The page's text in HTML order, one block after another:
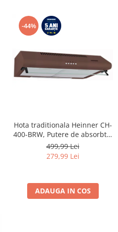
-44%
Hota traditionala Heinner CH-
400-BRW, Putere de absorbtie
326.4 mc/h, 2 motoare, 60 cm,
Maro
499,99 Lei
279,99 Lei
ADAUGA IN COS